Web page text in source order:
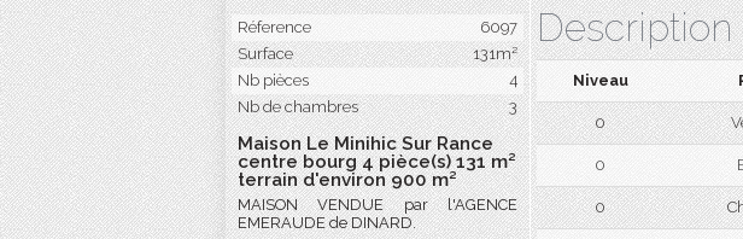
Réference
6097
Surface
131m²
Nb pièces
4
Nb de chambres
3
Maison Le Minihic Sur Rance
centre bourg 4 pièce(s) 131 m²
terrain d'environ 900 m²
MAISON VENDUE par l'AGENCE
EMERAUDE de DINARD.
Niveau
0
0
0